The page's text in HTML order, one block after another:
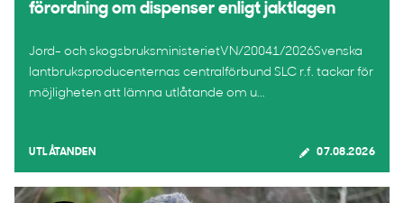
förordning om dispenser enligt jaktlagen
Jord- och skogsbruksministerietVN/20041/2026Svenska
lantbruksproducenternas centralförbund SLC r.f. tackar för
möjligheten att lämna utlåtande om u...
UTLÅTANDEN 07.08.2026